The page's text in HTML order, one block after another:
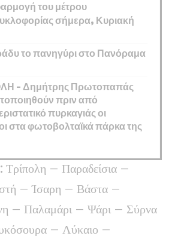
του μέτρου
σήμερα, Κυριακή
το πανηγύρι στο Πανόραμα
– Δημήτρης Πρωτοπαπάς
πριν από
πυρκαγιάς οι
στα φωτοβολταϊκά πάρκα της
Τρίπολη – Παραδείσια –
– Ίσαρη – Βάστα –
– Παλαμάρι – Ψάρι – Σύρνα
– Λύκαιο –